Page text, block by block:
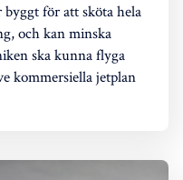
för att sköta hela
och kan minska
ska kunna flyga
kommersiella jetplan